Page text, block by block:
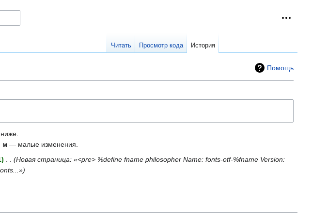
Читать Просмотр кода История
Помощь
м — малые изменения.
Новая страница: «<pre> %define fname philosopher Name: fonts-otf-%fname Version: